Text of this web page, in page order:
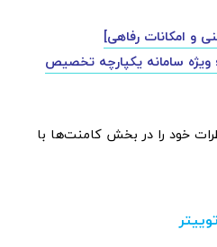
و امکانات رفاهی]
طرح فروش سایپا اطلس و شاهین اتوماتیک اردیبهشت 1402 ؛ ویژه سامانه یکپارچه تخصیص
خود را در بخش کامنت‌ها با
توییتر